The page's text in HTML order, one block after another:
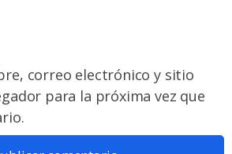
correo electrónico y sitio
para la próxima vez que